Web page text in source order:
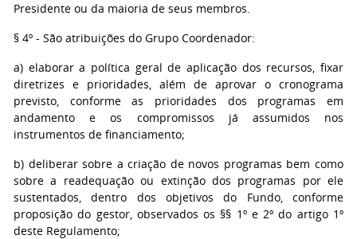
Presidente ou da maioria de seus membros.
§ 4º - São atribuições do Grupo Coordenador:
a) elaborar a política geral de aplicação dos recursos, fixar
diretrizes e prioridades, além de aprovar o cronograma
previsto, conforme as prioridades dos programas em
andamento e os compromissos já assumidos nos
instrumentos de financiamento;
b) deliberar sobre a criação de novos programas bem como
sobre a readequação ou extinção dos programas por ele
sustentados, dentro dos objetivos do Fundo, conforme
proposição do gestor, observados os §§ 1º e 2º do artigo 1º
deste Regulamento;